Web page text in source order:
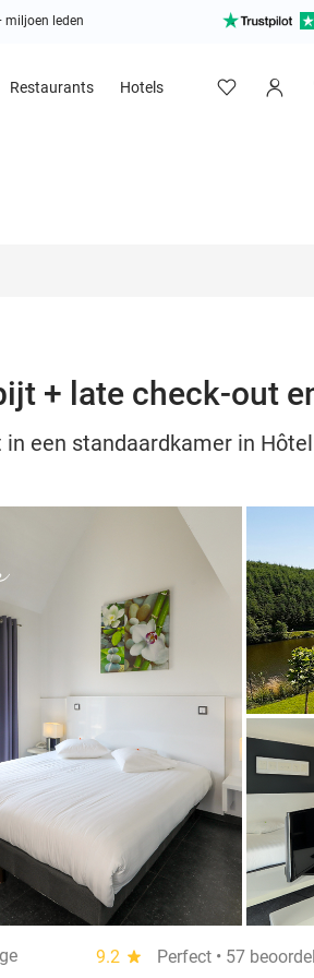
miljoen leden
Restaurants Hotels
+ late check-out
een standaardkamer in
9.2 star
Perfect • 57